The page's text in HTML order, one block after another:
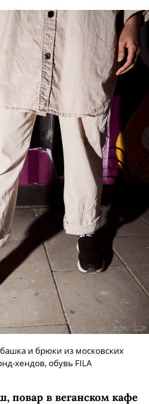
и брюки из московских
хендов, обувь FILA
повар в веганском кафе